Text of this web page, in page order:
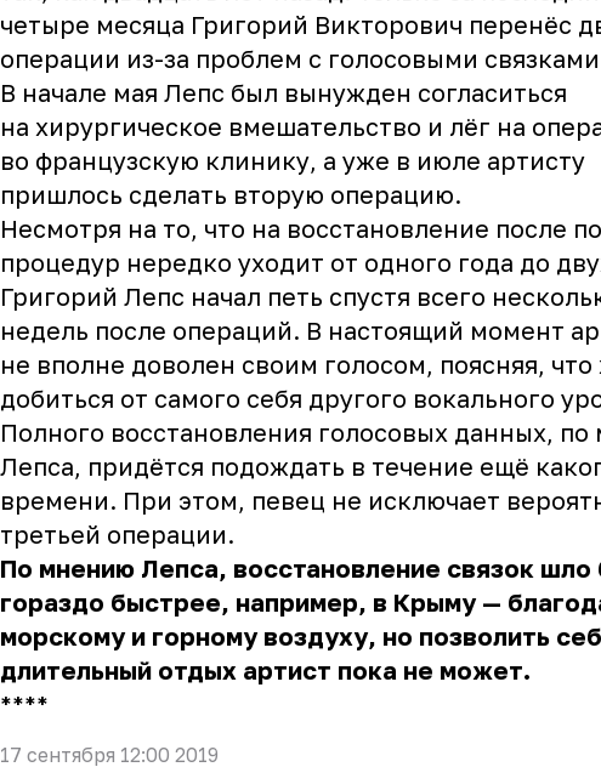
четыре месяца Григорий Викторович перенёс
операции из-за проблем с голосовыми
В начале мая Лепс был вынужден согласиться
на хирургическое вмешательство и лёг на
во французскую клинику, а уже в июле артисту
пришлось сделать вторую операцию.
Несмотря на то, что на восстановление после
процедур нередко уходит от одного года до
Григорий Лепс начал петь спустя всего
недель после операций. В настоящий момент
не вполне доволен своим голосом, поясняя, что
добиться от самого себя другого вокального
Полного восстановления голосовых данных,
Лепса, придётся подождать в течение ещё
времени. При этом, певец не исключает
третьей операции.
По мнению Лепса, восстановление связок шло
гораздо быстрее, например, в Крыму —
морскому и горному воздуху, но позволить
длительный отдых артист пока не может.
** **
17 сентября 12:00 2019